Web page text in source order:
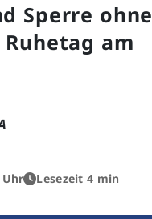
Sperre ohne
Ruhetag am
Uhr Lesezeit 4 min